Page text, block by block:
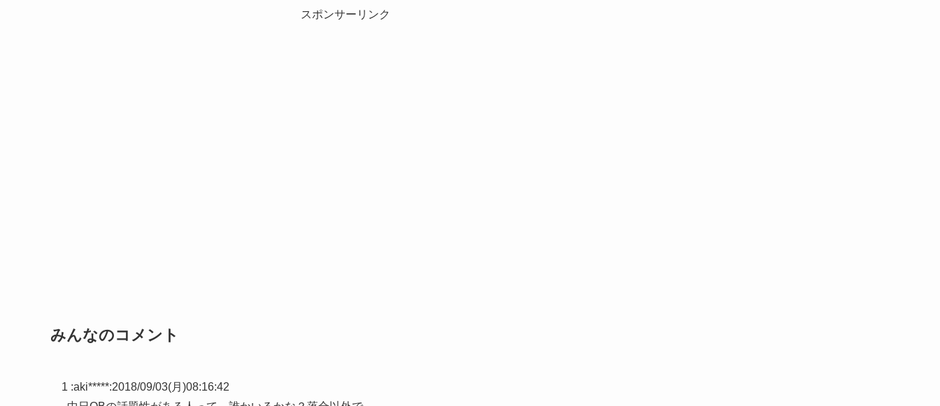
スポンサーリンク
みんなのコメント
1 :aki*****:2018/09/03(月)08:16:42